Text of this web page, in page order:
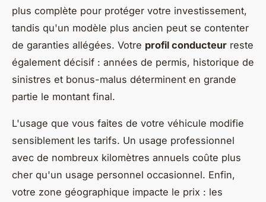
plus complète pour protéger votre investissement,
tandis qu'un modèle plus ancien peut se contenter
de garanties allégées. Votre profil conducteur reste
également décisif : années de permis, historique de
sinistres et bonus-malus déterminent en grande
partie le montant final.
L'usage que vous faites de votre véhicule modifie
sensiblement les tarifs. Un usage professionnel
avec de nombreux kilomètres annuels coûte plus
cher qu'un usage personnel occasionnel. Enfin,
votre zone géographique impacte le prix : les